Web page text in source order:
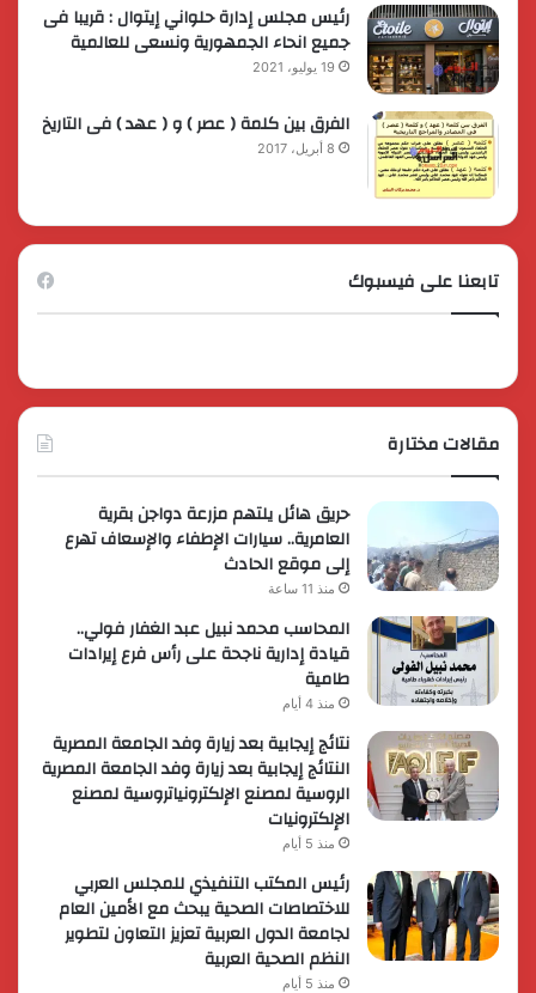
رئيس مجلس إدارة حلواني إيتوال : قريبا فى
جميع انحاء الجمهورية ونسعى للعالمية
19 يوليو، 2021
الفرق بين كلمة ( عصر ) و ( عهد ) فى التاريخ
8 أبريل، 2017
تابعنا على فيسبوك
مقالات مختارة
حريق هائل يلتهم مزرعة دواجن بقرية
العامرية.. سيارات الإطفاء والإسعاف تهرع
إلى موقع الحادث
منذ 11 ساعة
المحاسب محمد نبيل عبد الغفار فولي..
قيادة إدارية ناجحة على رأس فرع إيرادات
طامية
منذ 4 أيام
نتائج إيجابية بعد زيارة وفد الجامعة المصرية
النتائج إيجابية بعد زيارة وفد الجامعة المصرية
الروسية لمصنع الإلكترونياتروسية لمصنع
الإلكترونيات
منذ 5 أيام
رئيس المكتب التنفيذي للمجلس العربي
للاختصاصات الصحية يبحث مع الأمين العام
لجامعة الدول العربية تعزيز التعاون لتطوير
النظم الصحية العربية
منذ 5 أيام